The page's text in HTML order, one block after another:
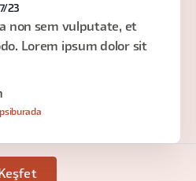
23
non sem vulputate, et
Lorem ipsum dolor sit
Keşfet